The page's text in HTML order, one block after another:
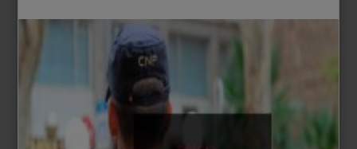
(El mapa es de Wikipedia. Grisáceo: CC.AA. sin
Unidades Adscritas o sin policía autonómica. Naranja
claro: CC.AA. con policía autonómica independiente
del CNP en academia. Naranja medio: CC.AA. con
Unidades Adscritas del CNP.Naranja oscuro:
CC.AA.
con policías autonómicas independientes del CNP).